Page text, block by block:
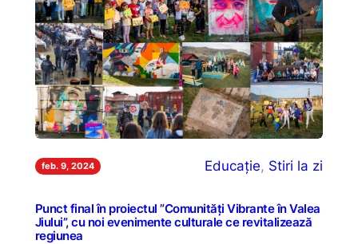
feb. 9, 2024 Educație, Stiri la zi
Punct final în proiectul ”Comunități Vibrante în Valea
Jiului”, cu noi evenimente culturale ce revitalizează
regiunea